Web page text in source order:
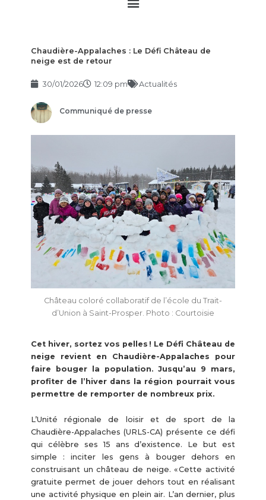
Chaudière-Appalaches : Le Défi Château de
neige est de retour
30/01/2026 12:09 pm Actualités
Communiqué de presse
Château coloré collaboratif de l’école du Trait-
d’Union à Saint-Prosper. Photo : Courtoisie
Cet hiver, sortez vos pelles ! Le Défi Château de
neige revient en Chaudière-Appalaches pour
faire bouger la population. Jusqu’au 9 mars,
profiter de l’hiver dans la région pourrait vous
permettre de remporter de nombreux prix.
L’Unité régionale de loisir et de sport de la
Chaudière-Appalaches (URLS-CA) présente ce défi
qui célèbre ses 15 ans d’existence. Le but est
simple : inciter les gens à bouger dehors en
construisant un château de neige. « Cette activité
gratuite permet de jouer dehors tout en réalisant
une activité physique en plein air. L’an dernier, plus